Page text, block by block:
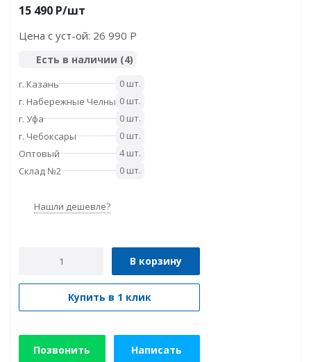
15 490 P/шт
Цена с уст-ой: 26 990 P
Есть в наличии (4)
г. Казань
0 шт.
г. Набережные Челны 0 шт.
г. Уфа
0 шт.
г. Чебоксары
0 шт.
Оптовый
4 шт.
Склад №2
0 шт.
Нашли дешевле?
В корзину
Купить в 1 клик
Позвонить Написать